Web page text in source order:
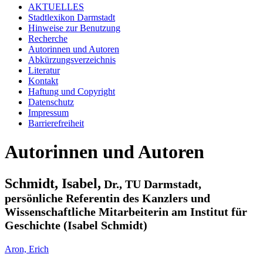
AKTUELLES
Stadtlexikon Darmstadt
Hinweise zur Benutzung
Recherche
Autorinnen und Autoren
Abkürzungsverzeichnis
Literatur
Kontakt
Haftung und Copyright
Datenschutz
Impressum
Barrierefreiheit
Autorinnen und Autoren
Schmidt, Isabel, Dr., TU Darmstadt,
persönliche Referentin des Kanzlers und
Wissenschaftliche Mitarbeiterin am Institut für
Geschichte (Isabel Schmidt)
Aron, Erich